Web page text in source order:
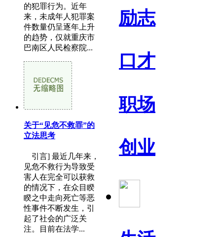
励志
口才
职场
创业
的犯罪行为。近年
来，未成年人犯罪案
件数量仍呈逐年上升
的趋势，仅就重庆市
巴南区人民检察院...
关于“见危不救罪”的
立法思考
引言] 最近几年来，
见危不救行为导致受
害人在完全可以获救
的情况下，在众目睽
睽之中走向死亡等恶
性事件不断发生，引
起了社会的广泛关
注。目前在法学...